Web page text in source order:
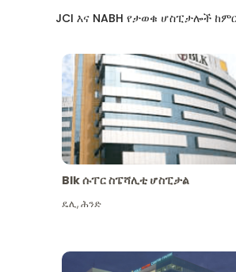
JCI እና NABH የታወቁ ሆስፒታሎች
Blk ሱፐር ስፔሻሊቲ ሆስፒታል
ዴሊ,ሕንድ